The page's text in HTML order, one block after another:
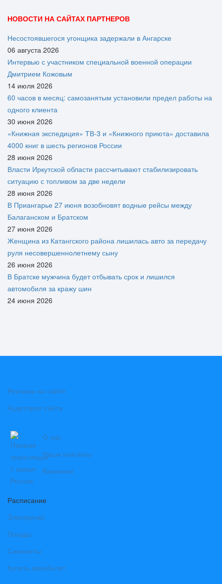
НОВОСТИ НА САЙТАХ ПАРТНЕРОВ
Несостоявшегося угонщика задержали в Ангарске
06 августа 2026
Интервью с участником специальной военной операции
Дмитрием Кожовым
14 июля 2026
60 часов в месяц: самозанятым установили предел работы на
одного клиента
30 июня 2026
«Книжная экспедиция» ТВ-3 и «Книжного приюта» доставила
4000 книг в шесть регионов России
28 июня 2026
Власти Иркутской области рассчитывают стабилизировать
ситуацию с топливом за две недели
28 июня 2026
В Приангарье 27 июня возобновят водные рейсы между
Балаганском и Братском
27 июня 2026
Женщина из Катангского района лишилась авто за передачу
руля несовершеннолетнему сыну
26 июня 2026
В Братске мужчина будет отбывать срок и лишился
автомобиля за кражу шин
24 июня 2026
Реклама на сайте
Аудитория сайта
О нас
Наши контакты
Вакансии
Расписание
Электрички
Поезда
Самолеты
Купить авиабилет